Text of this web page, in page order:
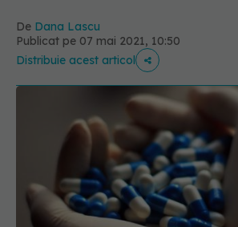
De Dana Lascu
Publicat pe 07 mai 2021, 10:50
Distribuie acest articol